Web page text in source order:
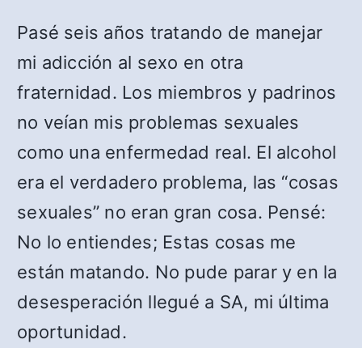
Pasé seis años tratando de manejar
mi adicción al sexo en otra
fraternidad. Los miembros y padrinos
no veían mis problemas sexuales
como una enfermedad real. El alcohol
era el verdadero problema, las “cosas
sexuales” no eran gran cosa. Pensé:
No lo entiendes; Estas cosas me
están matando. No pude parar y en la
desesperación llegué a SA, mi última
oportunidad.